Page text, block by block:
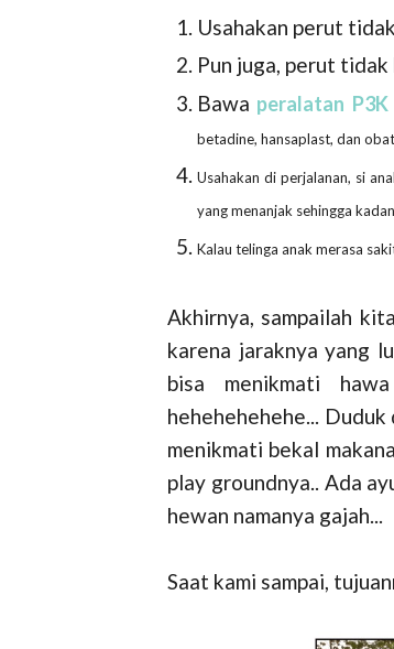
Usahakan perut
Pun juga, perut
Bawa peralatan P3K
betadine, hansaplast, dan
Usahakan di perjalanan, si
yang menanjak sehingga
Kalau telinga anak merasa
Akhirnya, sampailah
karena jaraknya yang
bisa menikmati
hehehehehehe...
menikmati bekal
play groundnya.. Ada
hewan namanya gajah...
Saat kami sampai,